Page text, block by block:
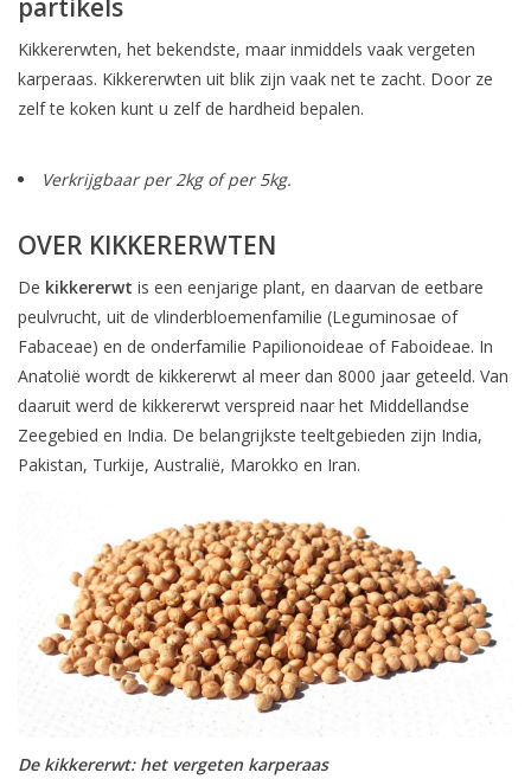
partikels
Kikkererwten, het bekendste, maar inmiddels vaak vergeten
karperaas. Kikkererwten uit blik zijn vaak net te zacht. Door ze
zelf te koken kunt u zelf de hardheid bepalen.
Verkrijgbaar per 2kg of per 5kg.
OVER KIKKERERWTEN
De kikkererwt is een eenjarige plant, en daarvan de eetbare
peulvrucht, uit de vlinderbloemenfamilie (Leguminosae of
Fabaceae) en de onderfamilie Papilionoideae of Faboideae. In
Anatolië wordt de kikkererwt al meer dan 8000 jaar geteeld. Van
daaruit werd de kikkererwt verspreid naar het Middellandse
Zeegebied en India. De belangrijkste teeltgebieden zijn India,
Pakistan, Turkije, Australië, Marokko en Iran.
De kikkererwt: het vergeten karperaas